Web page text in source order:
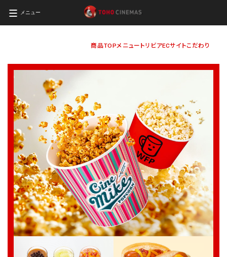
メニュー
商品TOPメニュー トリビアECサイトこだわり